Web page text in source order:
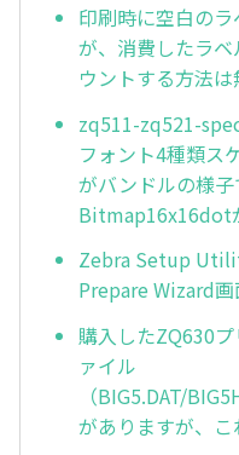
印刷時に空白の
が、消費したラ
ウントする方法
zq511-zq521-
フォント4種類ス
がバンドルの様
Bitmap16x16dot
Zebra Setup
Prepare Wizard
購入したZQ630
ァイル
（BIG5.DAT/
がありますが、